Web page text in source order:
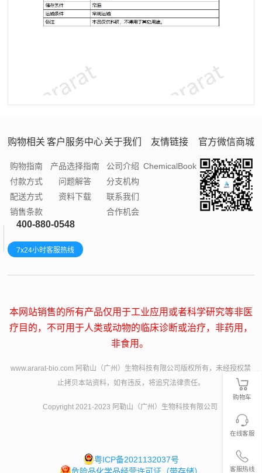
购物相关
购物指南
付款方式
配送方式
销售条款
客户服务中心
产品选择指南
问题解答
资料下载
关于我们
公司介绍
分支机构
联系我们
合作机会
友情链接
ChemicalBook
官方微信商城
400-880-0548
7x24小时客服热线
本网站销售的所有产品仅用于工业应用或者科学研究等非医
疗目的，不可用于人类或动物的临床诊断或治疗，非药用，
非食用。
www.ararat-bio.com 阿勒山（广州）生物科技有限公司版权所有，未经授权禁
止拷贝本站资料，如有违反，将追究法律责任。
Copyright 2021-2023 阿勒山（广州）生物科技有限公司
粤ICP备2021132037号
购物车
在线客服
客服热线